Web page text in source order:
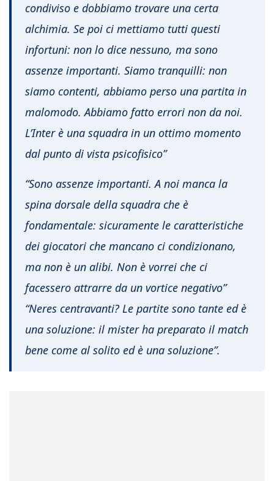
condiviso e dobbiamo trovare una certa
alchimia. Se poi ci mettiamo tutti questi
infortuni: non lo dice nessuno, ma sono
assenze importanti. Siamo tranquilli: non
siamo contenti, abbiamo perso una partita in
malomodo. Abbiamo fatto errori non da noi.
L’Inter è una squadra in un ottimo momento
dal punto di vista psicofisico”
“Sono assenze importanti. A noi manca la
spina dorsale della squadra che è
fondamentale: sicuramente le caratteristiche
dei giocatori che mancano ci condizionano,
ma non è un alibi. Non è vorrei che ci
facessero attrarre da un vortice negativo”
“Neres centravanti? Le partite sono tante ed è
una soluzione: il mister ha preparato il match
bene come al solito ed è una soluzione”.